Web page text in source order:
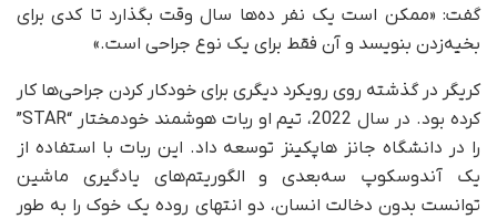
گفت: «ممکن است یک نفر ده‌ها سال وقت بگذارد تا کدی برای
بخیه‌زدن بنویسد و آن فقط برای یک نوع جراحی است.»
کریگر در گذشته روی رویکرد دیگری برای خودکار کردن جراحی‌ها کار
کرده بود. در سال 2022، تیم او ربات هوشمند خودمختار “STAR”
را در دانشگاه جانز هاپکینز توسعه داد. این ربات با استفاده از
یک آندوسکوپ سه‌بعدی و الگوریتم‌های یادگیری ماشین
توانست بدون دخالت انسان، دو انتهای روده یک خوک را به طور